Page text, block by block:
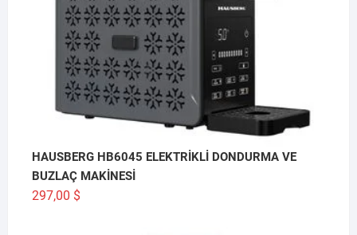
HAUSBERG HB6045 ELEKTRİKLİ DONDURMA VE
BUZLAÇ MAKİNESİ
297,00 $